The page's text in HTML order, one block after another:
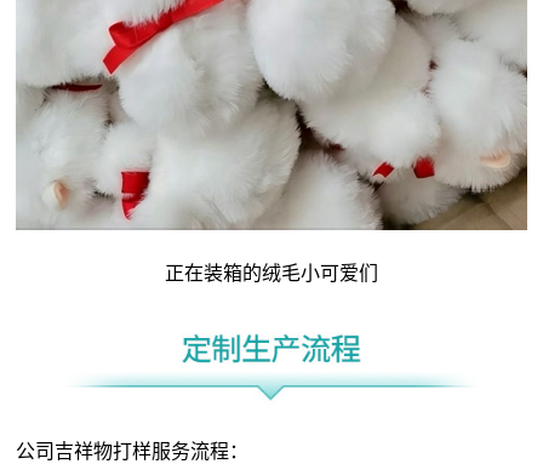
正在装箱的绒毛小可爱们
公司吉祥物打样服务流程：